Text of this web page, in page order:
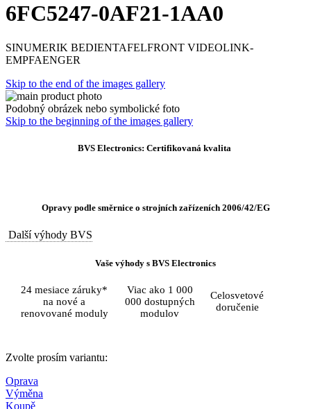
6FC5247-0AF21-1AA0
SINUMERIK BEDIENTAFELFRONT VIDEOLINK-
EMPFAENGER
Skip to the end of the images gallery
Podobný obrázek nebo symbolické foto
Skip to the beginning of the images gallery
BVS Electronics: Certifikovaná kvalita
Opravy podle směrnice o strojních zařízeních 2006/42/EG
Další výhody BVS
Vaše výhody s BVS Electronics
24 mesiace záruky*
na nové a
renovované moduly
Viac ako 1 000
000 dostupných
modulov
Celosvetové
doručenie
Zvolte prosím variantu:
Oprava
Výměna
Koupě